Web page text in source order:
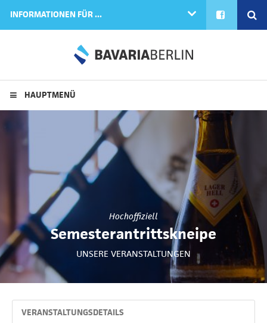
INFORMATIONEN FÜR ... FACEBOOK
HAUPTMENÜ
Hochoffiziell
Semesterantrittskneipe
UNSERE VERANSTALTUNGEN
VERANSTALTUNGSDETAILS